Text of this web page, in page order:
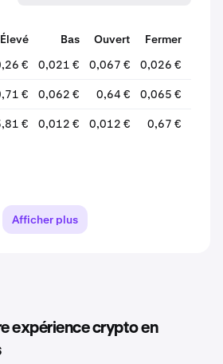
Élevé Bas Ouvert Fermer
€ 0,021 € 0,067 € 0,026 €
€ 0,062 € 0,64 € 0,065 €
€ 0,012 € 0,012 € 0,67 €
Afficher plus
expérience crypto en